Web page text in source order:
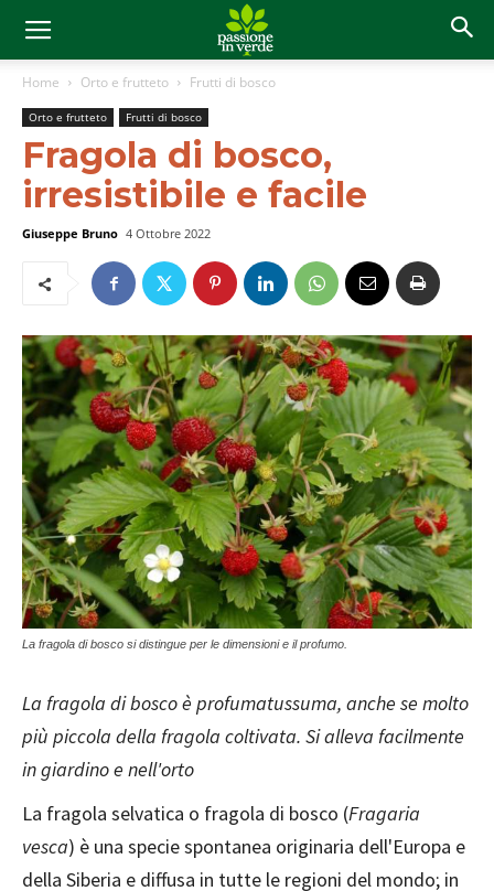
Home Orto e frutteto Frutti di bosco
Orto e frutteto Frutti di bosco
Fragola di bosco,
irresistibile e facile
Giuseppe Bruno 4 Ottobre 2022
La fragola di bosco si distingue per le dimensioni e il profumo.
La fragola di bosco è profumatussuma, anche se molto
più piccola della fragola coltivata. Si alleva facilmente
in giardino e nell'orto
La fragola selvatica o fragola di bosco (Fragaria
vesca) è una specie spontanea originaria dell'Europa e
della Siberia e diffusa in tutte le regioni del mondo; in